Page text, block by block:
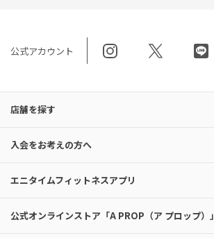
公式アカウント
店舗を探す
入会をお考えの方へ
エニタイムフィットネスアプリ
公式オンラインストア「A PROP（ア プロップ）」